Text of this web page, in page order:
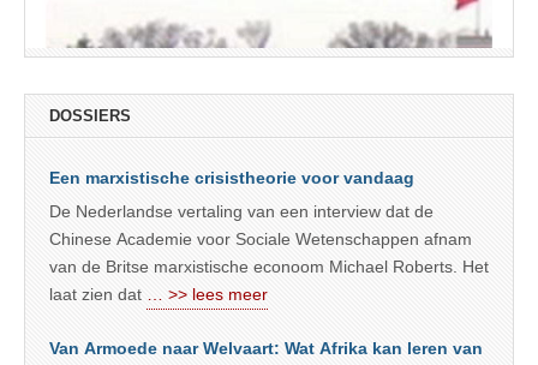
DOSSIERS
Een marxistische crisistheorie voor vandaag
De Nederlandse vertaling van een interview dat de
Chinese Academie voor Sociale Wetenschappen afnam
van de Britse marxistische econoom Michael Roberts. Het
laat zien dat
… >> lees meer
Van Armoede naar Welvaart: Wat Afrika kan leren van